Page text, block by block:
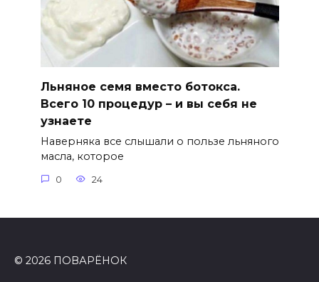
Льняное семя вместо ботокса.
Всего 10 процедур – и вы себя не
узнаете
Наверняка все слышали о пользе льняного
масла, которое
0 24
© 2026 ПОВАРЁНОК